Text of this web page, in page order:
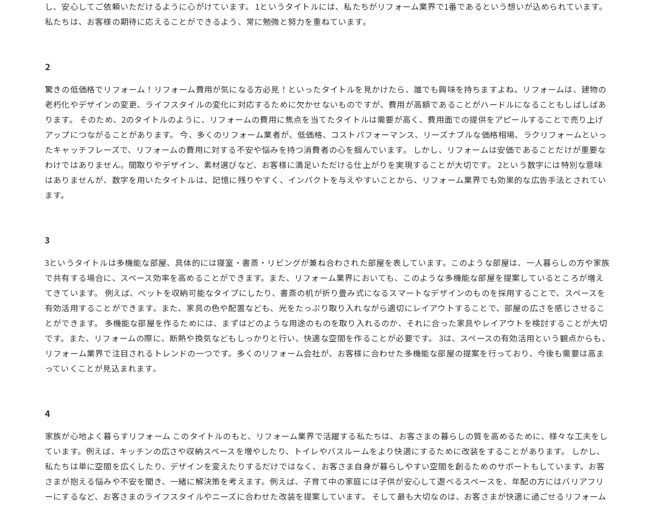
し、安心してご依頼いただけるように心がけています。 1というタイトルには、私たちがリフォーム業界で1番であるという想いが込められています。
私たちは、お客様の期待に応えることができるよう、常に勉強と努力を重ねています。
2
驚きの低価格でリフォーム！リフォーム費用が気になる方必見！といったタイトルを見かけたら、誰でも興味を持ちますよね。リフォームは、建物の
老朽化やデザインの変更、ライフスタイルの変化に対応するために欠かせないものですが、費用が高額であることがハードルになることもしばしばあ
ります。 そのため、2のタイトルのように、リフォームの費用に焦点を当てたタイトルは需要が高く、費用面での提供をアピールすることで売り上げ
アップにつながることがあります。 今、多くのリフォーム業者が、低価格、コストパフォーマンス、リーズナブルな価格相場、ラクリフォームといっ
たキャッチフレーズで、リフォームの費用に対する不安や悩みを持つ消費者の心を掴んでいます。 しかし、リフォームは安価であることだけが重要な
わけではありません。間取りやデザイン、素材選びなど、お客様に満足いただける仕上がりを実現することが大切です。 2という数字には特別な意味
はありませんが、数字を用いたタイトルは、記憶に残りやすく、インパクトを与えやすいことから、リフォーム業界でも効果的な広告手法とされてい
ます。
3
3というタイトルは多機能な部屋、具体的には寝室・書斎・リビングが兼ね合わされた部屋を表しています。このような部屋は、一人暮らしの方や家族
で共有する場合に、スペース効率を高めることができます。また、リフォーム業界においても、このような多機能な部屋を提案しているところが増え
てきています。 例えば、ベットを収納可能なタイプにしたり、書斎の机が折り畳み式になるスマートなデザインのものを採用することで、スペースを
有効活用することができます。また、家具の色や配置なども、光をたっぷり取り入れながら適切にレイアウトすることで、部屋の広さを感じさせるこ
とができます。 多機能な部屋を作るためには、まずはどのような用途のものを取り入れるのか、それに合った家具やレイアウトを検討することが大切
です。また、リフォームの際に、断熱や換気などもしっかりと行い、快適な空間を作ることが必要です。 3は、スペースの有効活用という観点からも、
リフォーム業界で注目されるトレンドの一つです。多くのリフォーム会社が、お客様に合わせた多機能な部屋の提案を行っており、今後も需要は高ま
っていくことが見込まれます。
4
家族が心地よく暮らすリフォーム このタイトルのもと、リフォーム業界で活躍する私たちは、お客さまの暮らしの質を高めるために、様々な工夫をし
ています。例えば、キッチンの広さや収納スペースを増やしたり、トイレやバスルームをより快適にするために改装をすることがあります。 しかし、
私たちは単に空間を広くしたり、デザインを変えたりするだけではなく、お客さま自身が暮らしやすい空間を創るためのサポートもしています。お客
さまが抱える悩みや不安を聞き、一緒に解決策を考えます。例えば、子育て中の家庭には子供が安心して遊べるスペースを、年配の方にはバリアフリ
ーにするなど、お客さまのライフスタイルやニーズに合わせた改装を提案しています。 そして最も大切なのは、お客さまが快適に過ごせるリフォーム